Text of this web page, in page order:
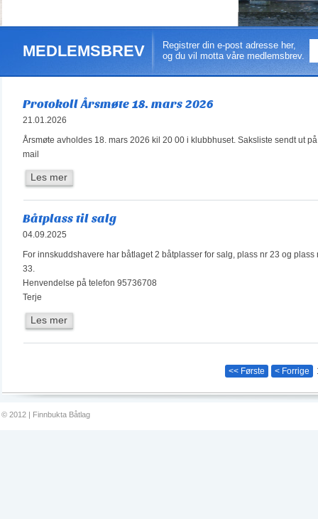
MEDLEMSBREV
Registrer din e-post adresse her,
og du vil motta våre medlemsbrev.
Protokoll Årsmøte 18. mars 2026
21.01.2026
Årsmøte avholdes 18. mars 2026 kil 20 00 i klubbhuset. Saksliste sendt ut
mail
Les mer
Båtplass til salg
04.09.2025
For innskuddshavere har båtlaget 2 båtplasser for salg, plass nr 23 og plass
33.
Henvendelse på telefon 95736708
Terje
Les mer
<< Første < Forrige
© 2012 | Finnbukta Båtlag